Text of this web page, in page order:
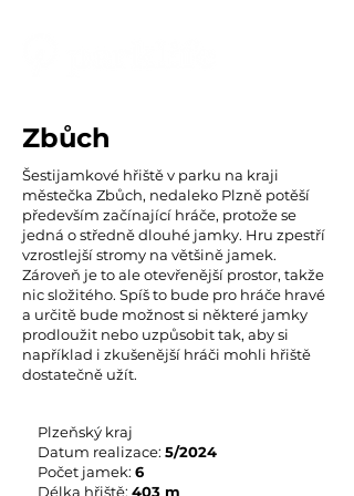
Zbůch
Šestijamkové hřiště v parku na kraji
městečka Zbůch, nedaleko Plzně potěší
především začínající hráče, protože se
jedná o středně dlouhé jamky. Hru zpestří
vzrostlejší stromy na většině jamek.
Zároveň je to ale otevřenější prostor, takže
nic složitého. Spíš to bude pro hráče hravé
a určitě bude možnost si některé jamky
prodloužit nebo uzpůsobit tak, aby si
například i zkušenější hráči mohli hřiště
dostatečně užít.
Plzeňský kraj
Datum realizace: 5/2024
Počet jamek: 6
Délka hřiště: 403 m